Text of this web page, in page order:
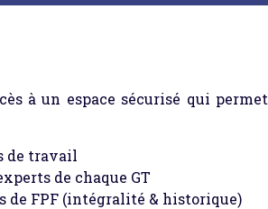
à un espace sécurisé qui permet
de travail
de chaque GT
de FPF (intégralité & historique)